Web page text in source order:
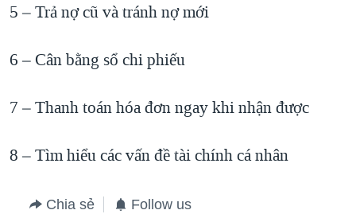
5 – Trả nợ cũ và tránh nợ mới
6 – Cân bằng sổ chi phiếu
7 – Thanh toán hóa đơn ngay khi nhận được
8 – Tìm hiểu các vấn đề tài chính cá nhân
Chia sẻ Follow us